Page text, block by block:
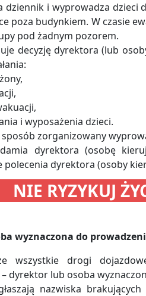
dziennik i wyprowadza dzieci
poza budynkiem. W czasie
pod żadnym pozorem.
decyzję dyrektora (lub
i wyposażenia dzieci.
sposób zorganizowany
dyrektora (osobę
polecenia dyrektora (osoby
NIE RYZYKUJ
wyznaczona do
wszystkie drogi
dyrektor lub osoba
nazwiska